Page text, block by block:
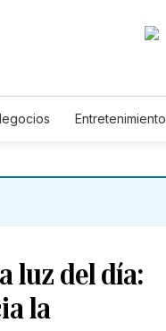
Entretenimiento
luz del día:
la